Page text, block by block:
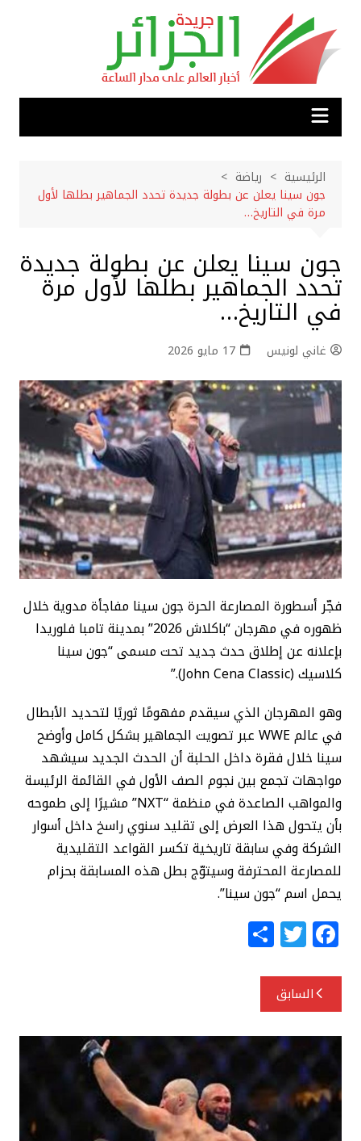
المحتوى
الرئيسية
رياضة
جون سينا يعلن عن بطولة جديدة تحدد الجماهير بطلها لأول
مرة في التاريخ…
جون سينا يعلن عن بطولة جديدة
تحدد الجماهير بطلها لأول مرة
في التاريخ…
غاني لونيس 17 مايو 2026
فجّر أسطورة المصارعة الحرة جون سينا مفاجأة مدوية خلال
ظهوره في مهرجان “باكلاش 2026” بمدينة تامبا فلوريدا
بإعلانه عن إطلاق حدث جديد تحت مسمى “جون سينا
كلاسيك (John Cena Classic).”
وهو المهرجان الذي سيقدم مفهومًا ثوريًا لتحديد الأبطال
في عالم WWE عبر تصويت الجماهير بشكل كامل وأوضح
سينا خلال فقرة داخل الحلبة أن الحدث الجديد سيشهد
مواجهات تجمع بين نجوم الصف الأول في القائمة الرئيسة
والمواهب الصاعدة في منظمة “NXT” مشيرًا إلى طموحه
بأن يتحول هذا العرض إلى تقليد سنوي راسخ داخل أسوار
الشركة وفي سابقة تاريخية تكسر القواعد التقليدية
للمصارعة المحترفة وسيتوّج بطل هذه المسابقة بحزام
يحمل اسم “جون سينا”.
F
a
c
e
b
o
o
k
T
w
itt
e
r
S
h
تصفّح
المقالات
السابق